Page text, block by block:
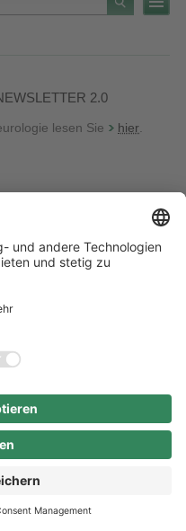
2.0
lesen Sie hier
Kontakt